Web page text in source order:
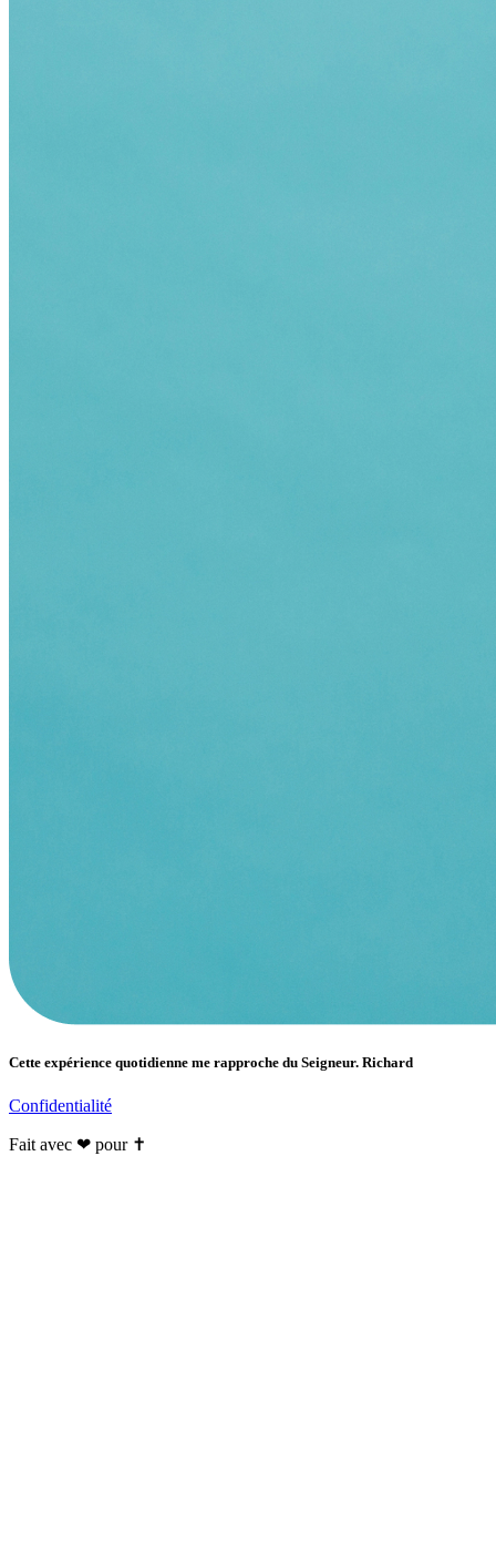
Cette expérience quotidienne me rapproche du Seigneur. Richard
Confidentialité
Fait avec ❤ pour ✝️️